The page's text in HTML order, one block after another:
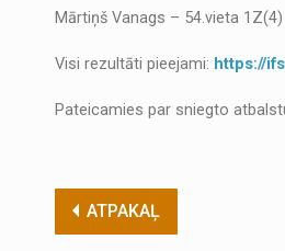
Mārtiņš Vanags – 54.vieta
Visi rezultāti pieejami: https://
Pateicamies par sniegto
ATPAKAĻ